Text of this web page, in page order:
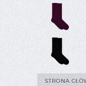
STRONA